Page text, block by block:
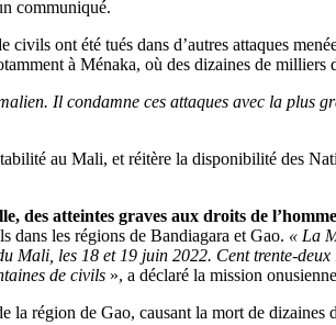
communiqué.
ont été tués dans d’autres attaques
à Ménaka, où des dizaines de milliers
Il condamne ces attaques avec la plus
au Mali, et réitère la disponibilité des
des atteintes graves aux droits de
dans les régions de Bandiagara et Gao. « La
les 18 et 19 juin 2022. Cent trente-
de civils », a déclaré la mission
région de Gao, causant la mort de